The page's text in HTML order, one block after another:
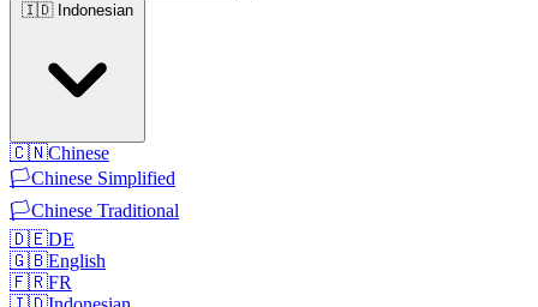
🇮🇩 Indonesian
🇨🇳Chinese
🏳️Chinese Simplified
🏳️Chinese Traditional
🇩🇪DE
🇬🇧English
🇫🇷FR